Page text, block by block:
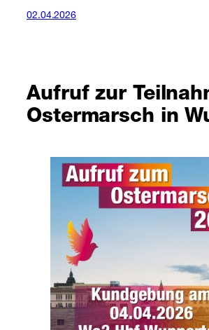
02.04.2026
Aufruf zur
Ostermarsch in